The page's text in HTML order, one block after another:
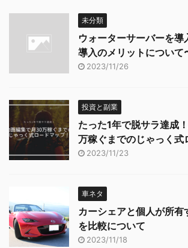
未分類
ウォーターサーバーを導
導入のメリットについて
2023/11/26
投資と副業
たった1年で脱サラ達成
万稼ぐまでのじゃっく式
2023/11/23
車ネタ
カーシェアと個人が所有
を比較について
2023/11/18